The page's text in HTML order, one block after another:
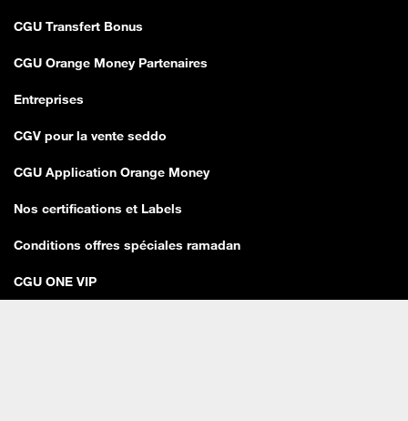
CGU Transfert Bonus
CGU Orange Money Partenaires
Entreprises
CGV pour la vente seddo
CGU Application Orange Money
Nos certifications et Labels
Conditions offres spéciales ramadan
CGU ONE VIP